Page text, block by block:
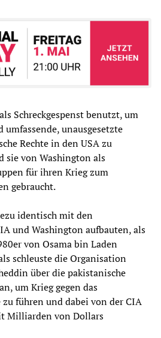
Schreckgespenst benutzt, um
unausgesetzte
Rechte in den USA zu
von Washington als
für ihren Krieg zum
gebraucht.
identisch mit den
und Washington aufbauten, als
von Osama bin Laden
schleuste die Organisation
über die pakistanische
um Krieg gegen das
führen und dabei von der CIA
Milliarden von Dollars